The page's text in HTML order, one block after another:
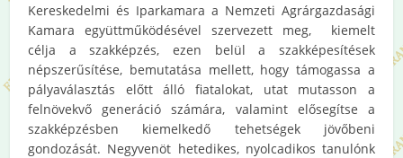
Kereskedelmi és Iparkamara a Nemzeti Agrárgazdasági
Kamara együttműködésével szervezett meg, kiemelt
célja a szakképzés, ezen belül a szakképesítések
népszerűsítése, bemutatása mellett, hogy támogassa a
pályaválasztás előtt álló fiatalokat, utat mutasson a
felnövekvő generáció számára, valamint elősegítse a
szakképzésben kiemelkedő tehetségek jövőbeni
gondozását. Negyvenöt hetedikes, nyolcadikos tanulónk